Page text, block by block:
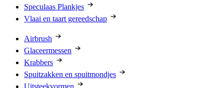
Speculaas Plankjes
Vlaai en taart gereedschap
Airbrush
Glaceermessen
Krabbers
Spuitzakken en spuitmondjes